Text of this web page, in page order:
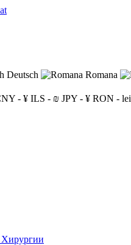
Deutsch Romana
- ¥ ILS - ₪ JPY - ¥ RON - lei